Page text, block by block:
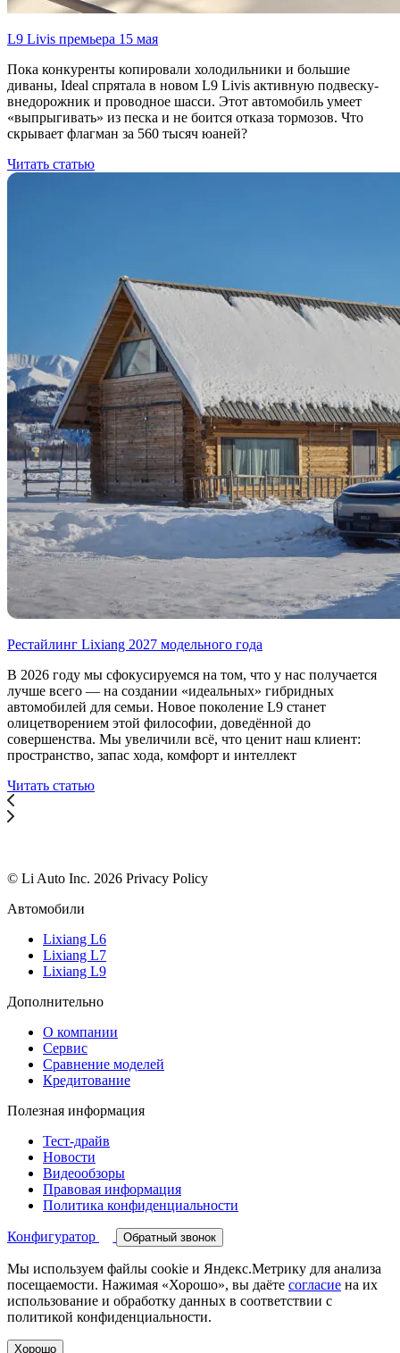
L9 Livis премьера 15 мая
Пока конкуренты копировали холодильники и большие
диваны, Ideal спрятала в новом L9 Livis активную подвеску-
внедорожник и проводное шасси. Этот автомобиль умеет
«выпрыгивать» из песка и не боится отказа тормозов. Что
скрывает флагман за 560 тысяч юаней?
Читать статью
Рестайлинг Lixiang 2027 модельного года
В 2026 году мы сфокусируемся на том, что у нас получается
лучше всего — на создании «идеальных» гибридных
автомобилей для семьи. Новое поколение L9 станет
олицетворением этой философии, доведённой до
совершенства. Мы увеличили всё, что ценит наш клиент:
пространство, запас хода, комфорт и интеллект
Читать статью
© Li Auto Inc. 2026 Privacy Policy
Автомобили
Lixiang L6
Lixiang L7
Lixiang L9
Дополнительно
О компании
Сервис
Сравнение моделей
Кредитование
Полезная информация
Тест-драйв
Новости
Видеообзоры
Правовая информация
Политика конфиденциальности
Конфигуратор Обратный звонок
Мы используем файлы cookie и Яндекс.Метрику для анализа
посещаемости. Нажимая «Хорошо», вы даёте согласие на их
использование и обработку данных в соответствии с
политикой конфиденциальности.
Хорошо